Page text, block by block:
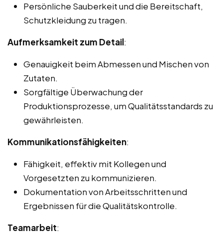
Persönliche Sauberkeit und die Bereitschaft,
Schutzkleidung zu tragen.
Aufmerksamkeit zum Detail:
Genauigkeit beim Abmessen und Mischen von
Zutaten.
Sorgfältige Überwachung der
Produktionsprozesse, um Qualitätsstandards zu
gewährleisten.
Kommunikationsfähigkeiten:
Fähigkeit, effektiv mit Kollegen und
Vorgesetzten zu kommunizieren.
Dokumentation von Arbeitsschritten und
Ergebnissen für die Qualitätskontrolle.
Teamarbeit: